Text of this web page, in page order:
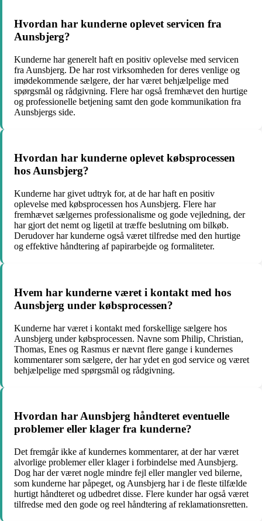
Hvordan har kunderne oplevet servicen fra
Aunsbjerg?
Kunderne har generelt haft en positiv oplevelse med servicen
fra Aunsbjerg. De har rost virksomheden for deres venlige og
imødekommende sælgere, der har været behjælpelige med
spørgsmål og rådgivning. Flere har også fremhævet den hurtige
og professionelle betjening samt den gode kommunikation fra
Aunsbjergs side.
Hvordan har kunderne oplevet købsprocessen
hos Aunsbjerg?
Kunderne har givet udtryk for, at de har haft en positiv
oplevelse med købsprocessen hos Aunsbjerg. Flere har
fremhævet sælgernes professionalisme og gode vejledning, der
har gjort det nemt og ligetil at træffe beslutning om bilkøb.
Derudover har kunderne også været tilfredse med den hurtige
og effektive håndtering af papirarbejde og formaliteter.
Hvem har kunderne været i kontakt med hos
Aunsbjerg under købsprocessen?
Kunderne har været i kontakt med forskellige sælgere hos
Aunsbjerg under købsprocessen. Navne som Philip, Christian,
Thomas, Enes og Rasmus er nævnt flere gange i kundernes
kommentarer som sælgere, der har ydet en god service og været
behjælpelige med spørgsmål og rådgivning.
Hvordan har Aunsbjerg håndteret eventuelle
problemer eller klager fra kunderne?
Det fremgår ikke af kundernes kommentarer, at der har været
alvorlige problemer eller klager i forbindelse med Aunsbjerg.
Dog har der været nogle mindre fejl eller mangler ved bilerne,
som kunderne har påpeget, og Aunsbjerg har i de fleste tilfælde
hurtigt håndteret og udbedret disse. Flere kunder har også været
tilfredse med den gode og reel håndtering af reklamationsretten.